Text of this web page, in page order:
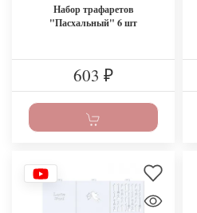
Набор трафаретов
"Пасхальный" 6 шт
603 ₽